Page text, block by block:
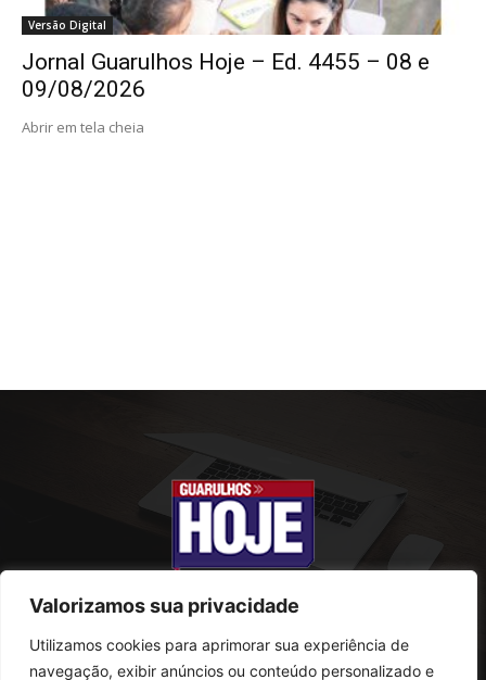
Valorizamos sua privacidade
Utilizamos cookies para aprimorar sua experiência de
navegação, exibir anúncios ou conteúdo personalizado e
Versão Digital
Jornal Guarulhos Hoje – Ed. 4455 – 08 e
09/08/2026
Abrir em tela cheia
SOBRE NÓS